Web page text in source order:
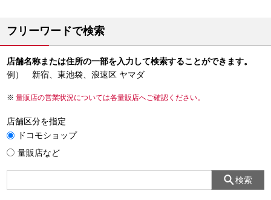
フリーワードで検索
店舗名称または住所の一部を入力して検索することができます。
例） 新宿、東池袋、浪速区 ヤマダ
量販店の営業状況については各量販店へご確認ください。
店舗区分を指定
ドコモショップ
量販店など
検索